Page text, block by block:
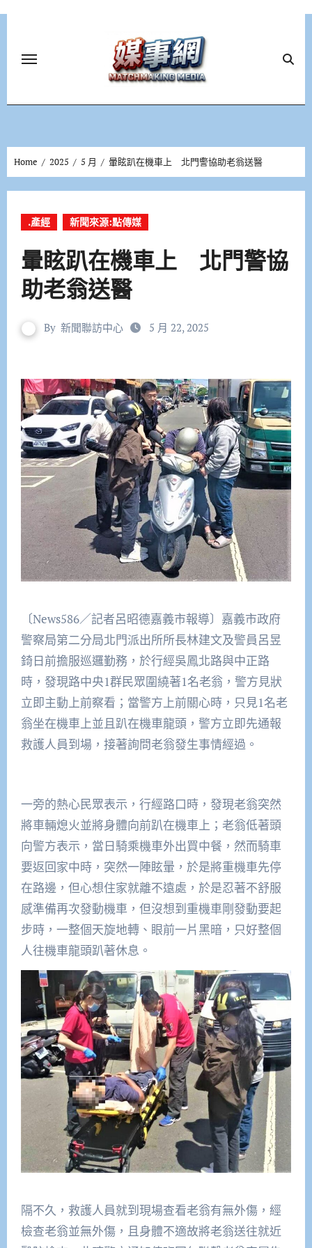
Home 2025 5 月 暈眩趴在機車上 北門警協助老翁送醫
.產經 新聞來源:點傳媒
暈眩趴在機車上 北門警協
助老翁送醫
By 新聞聯訪中心 5 月 22, 2025
〔News586／記者呂昭德嘉義市報導〕嘉義市政府
警察局第二分局北門派出所所長林建文及警員呂昱
錡日前擔服巡邏勤務，於行經吳鳳北路與中正路
時，發現路中央1群民眾圍繞著1名老翁，警方見狀
立即主動上前察看；當警方上前關心時，只見1名老
翁坐在機車上並且趴在機車龍頭，警方立即先通報
救護人員到場，接著詢問老翁發生事情經過。
一旁的熱心民眾表示，行經路口時，發現老翁突然
將車輛熄火並將身體向前趴在機車上；老翁低著頭
向警方表示，當日騎乘機車外出買中餐，然而騎車
要返回家中時，突然一陣眩暈，於是將重機車先停
在路邊，但心想住家就離不遠處，於是忍著不舒服
感準備再次發動機車，但沒想到重機車剛發動要起
步時，一整個天旋地轉、眼前一片黑暗，只好整個
人往機車龍頭趴著休息。
隔不久，救護人員就到現場查看老翁有無外傷，經
檢查老翁並無外傷，且身體不適故將老翁送往就近